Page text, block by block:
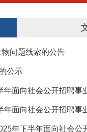
问题线索的公告
公示
面向社会公开招聘
面向社会公开招聘
年下半年面向社会